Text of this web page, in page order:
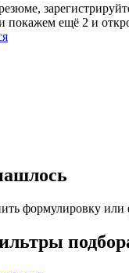
покажем ещё 2 и
формулировку или